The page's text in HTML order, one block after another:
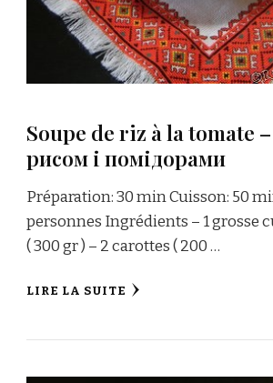
Soupe de riz à la tomate
рисом і помідорами
Préparation: 30 min Cuisson: 50
personnes Ingrédients – 1 grosse
( 300 gr ) – 2 carottes ( 200 …
LIRE LA SUITE